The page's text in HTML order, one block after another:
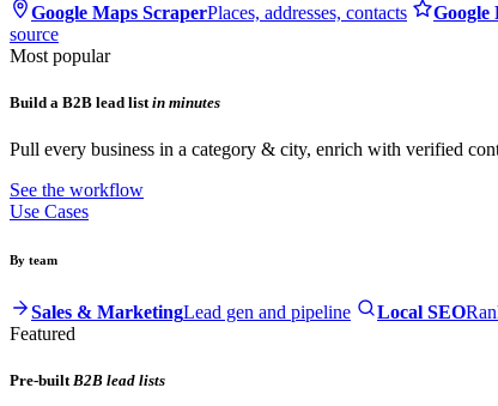
Google Maps ScraperPlaces, addresses, contacts Google
source
Most popular
Build a B2B lead listin minutes
Pull every business in a category & city, enrich with verified
See the workflow
Use Cases
By team
Sales & MarketingLead gen and pipeline Local SEO
Featured
Pre-builtB2B lead lists